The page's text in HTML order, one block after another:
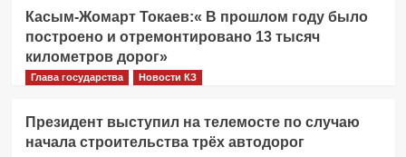
Касым-Жомарт Токаев:« В прошлом году было
построено и отремонтировано 13 тысяч
километров дорог»
Глава государства Новости КЗ
Президент выступил на телемосте по случаю
начала строительства трёх автодорог